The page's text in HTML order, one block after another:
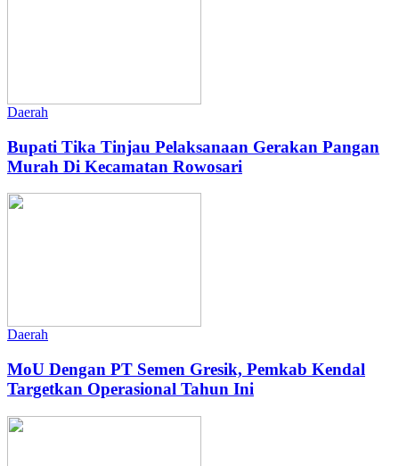
Daerah
Bupati Tika Tinjau Pelaksanaan Gerakan Pangan
Murah Di Kecamatan Rowosari
Daerah
MoU Dengan PT Semen Gresik, Pemkab Kendal
Targetkan Operasional Tahun Ini